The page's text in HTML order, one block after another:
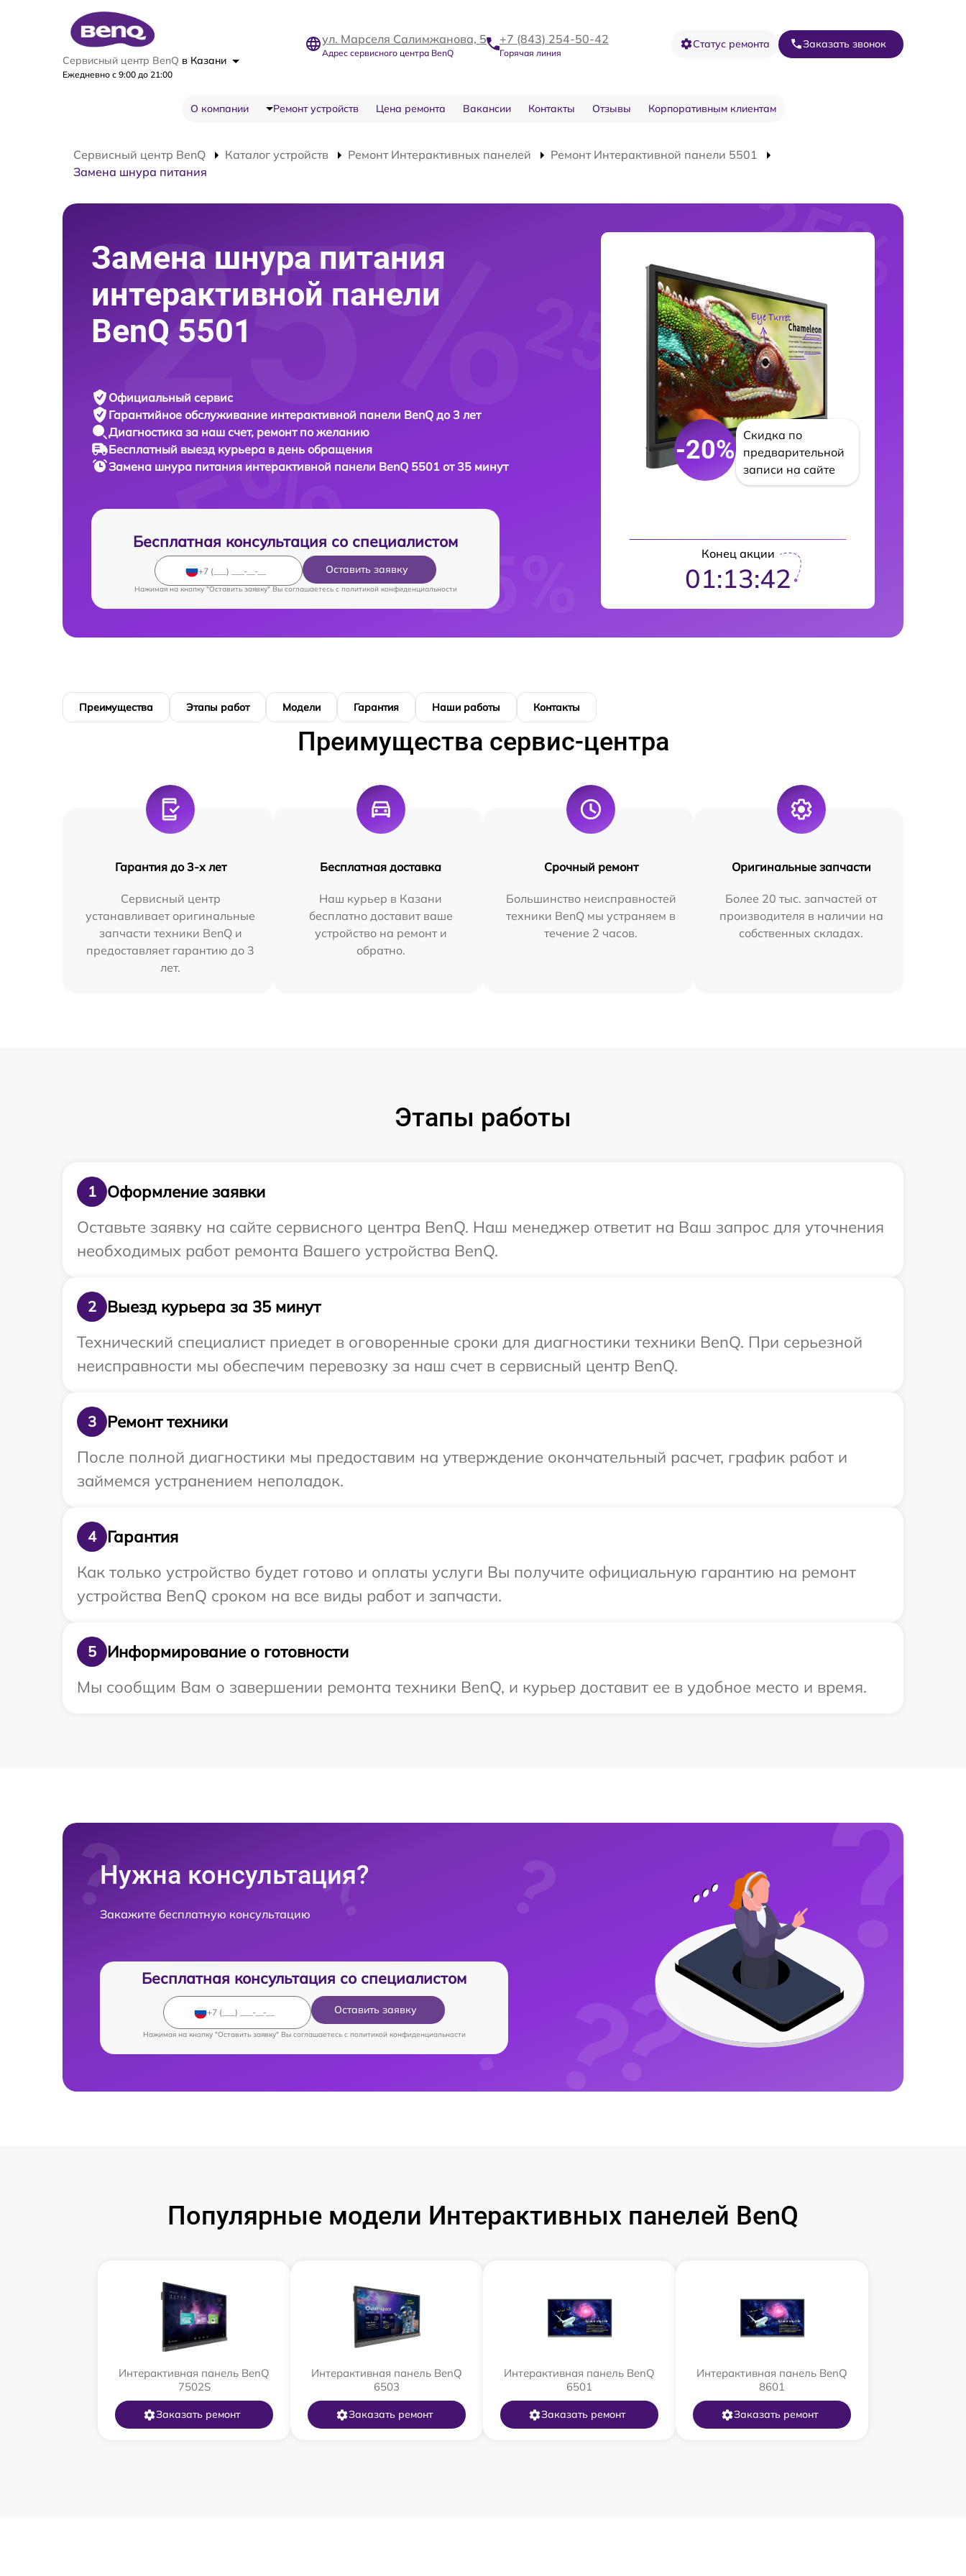
Сервисный центр BenQ в Казани
Ежедневно с 9:00 до 21:00
ул. Марселя Салимжанова, 5
Адрес сервисного центра BenQ
+7 (843) 254-50-42
Горячая линия
Статус ремонта Заказать звонок
О компании Ремонт устройств Цена ремонта Вакансии Контакты Отзывы Корпоративным клиентам
Сервисный центр BenQ Каталог устройств Ремонт Интерактивных панелей
Ремонт Интерактивной панели 5501
Замена шнура питания
Замена шнура питания
интерактивной панели
BenQ 5501
Официальный сервис
Гарантийное обслуживание интерактивной панели BenQ до 3 лет
Диагностика за наш счет, ремонт по желанию
Бесплатный выезд курьера в день обращения
Замена шнура питания интерактивной панели BenQ 5501 от 35 минут
Бесплатная консультация со специалистом
Оставить заявку
Нажимая на кнопку "Оставить заявку" Вы соглашаетесь c политикой конфиденциальности
-20%
Скидка по
предварительной
записи на сайте
Конец акции
01:13:41
Преимущества Этапы работ Модели Гарантия Наши работы Контакты
Преимущества сервис-центра
Гарантия до 3-х лет
Сервисный центр
устанавливает оригинальные
запчасти техники BenQ и
предоставляет гарантию до 3
лет.
Бесплатная доставка
Наш курьер в Казани
бесплатно доставит ваше
устройство на ремонт и
обратно.
Срочный ремонт
Большинство неисправностей
техники BenQ мы устраняем в
течение 2 часов.
Оригинальные запчасти
Более 20 тыс. запчастей от
производителя в наличии на
собственных складах.
Этапы работы
1
Оформление заявки
Оставьте заявку на сайте сервисного центра BenQ. Наш менеджер ответит на Ваш запрос для уточнения
необходимых работ ремонта Вашего устройства BenQ.
2
Выезд курьера за 35 минут
Технический специалист приедет в оговоренные сроки для диагностики техники BenQ. При серьезной
неисправности мы обеспечим перевозку за наш счет в сервисный центр BenQ.
3
Ремонт техники
После полной диагностики мы предоставим на утверждение окончательный расчет, график работ и
займемся устранением неполадок.
4
Гарантия
Как только устройство будет готово и оплаты услуги Вы получите официальную гарантию на ремонт
устройства BenQ сроком на все виды работ и запчасти.
5
Информирование о готовности
Мы сообщим Вам о завершении ремонта техники BenQ, и курьер доставит ее в удобное место и время.
Нужна консультация?
Закажите бесплатную консультацию
Бесплатная консультация со специалистом
Оставить заявку
Нажимая на кнопку "Оставить заявку" Вы соглашаетесь c политикой конфиденциальности
Популярные модели Интерактивных панелей BenQ
Интерактивная панель BenQ
7502S
Заказать ремонт
Интерактивная панель BenQ
6503
Заказать ремонт
Интерактивная панель BenQ
6501
Заказать ремонт
Интерактивная панель BenQ
8601
Заказать ремонт